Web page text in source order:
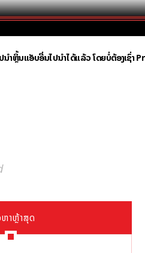
ນຳຫຼິ້ນແອັບອື່ນໄປນຳໄດ້ແລ້ວ ໂດຍບໍ່ຕ້ອງເຊົ່າ
ຫາຫຼ້າສຸດ